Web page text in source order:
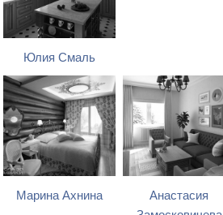
Юлия Смаль
Марина Ахнина
Анастасия